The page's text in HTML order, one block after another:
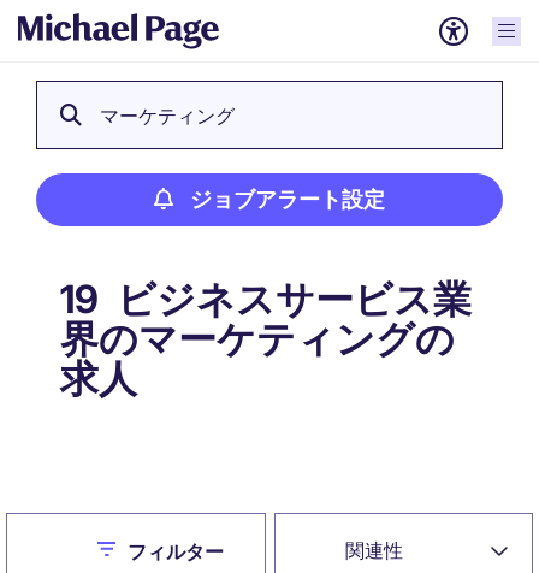
マーケティング
ジョブアラート設定
19 ビジネスサービス業
界のマーケティングの
求人
関連性
Closeフィルター